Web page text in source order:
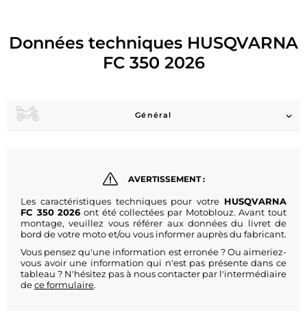
Données techniques HUSQVARNA
FC 350 2026
Général
AVERTISSEMENT :
Les caractéristiques techniques pour votre HUSQVARNA
FC 350 2026 ont été collectées par Motoblouz. Avant tout
montage, veuillez vous référer aux données du livret de
bord de votre moto et/ou vous informer auprès du fabricant.
Vous pensez qu'une information est erronée ? Ou aimeriez-
vous avoir une information qui n'est pas présente dans ce
tableau ? N'hésitez pas à nous contacter par l'intermédiaire
dece formulaire.